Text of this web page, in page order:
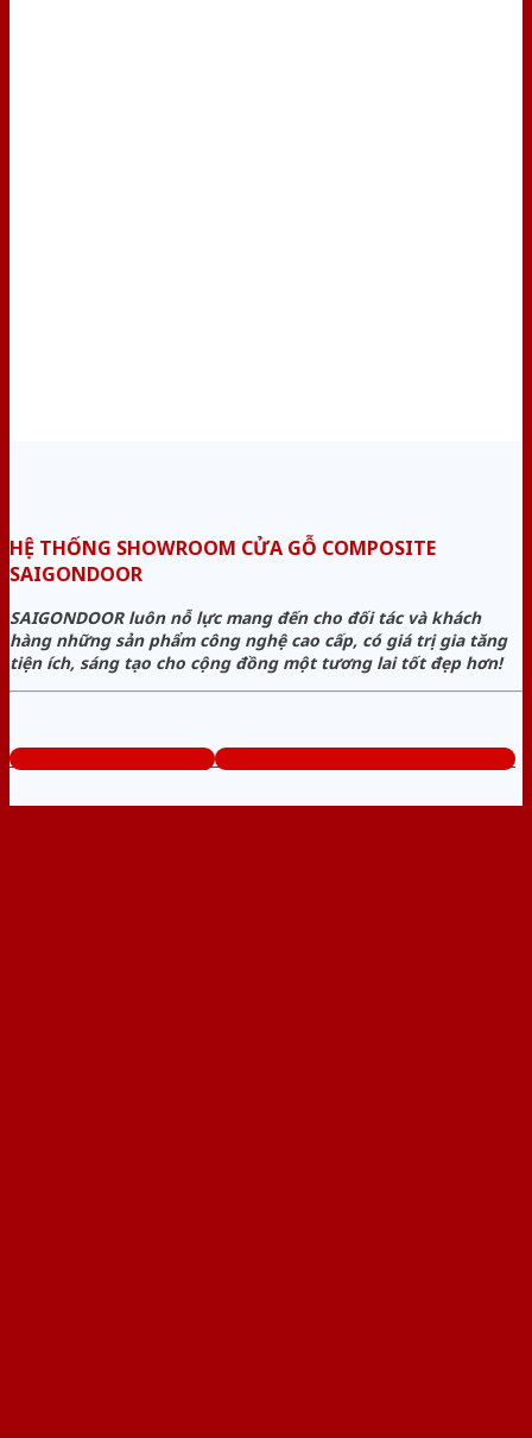
HỆ THỐNG SHOWROOM CỬA GỖ COMPOSITE
SAIGONDOOR
SAIGONDOOR luôn nỗ lực mang đến cho đối tác và khách
hàng những sản phẩm công nghệ cao cấp, có giá trị gia tăng
tiện ích, sáng tạo cho cộng đồng một tương lai tốt đẹp hơn!
www.cuagocomposite.org Tổng đài tư vấn miễn phí: 0824.400.400